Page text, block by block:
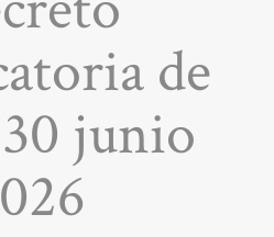
de
junio